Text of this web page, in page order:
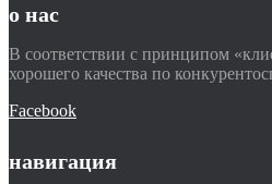
о нас
В соответствии с принципом
хорошего качества по
Facebook
навигация